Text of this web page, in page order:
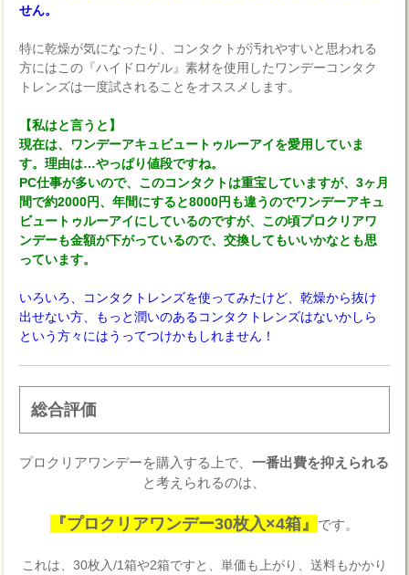
せん。
特に乾燥が気になったり、コンタクトが汚れやすいと思われる
方にはこの『ハイドロゲル』素材を使用したワンデーコンタク
トレンズは一度試されることをオススメします。
【私はと言うと】
現在は、ワンデーアキュビュートゥルーアイを愛用していま
す。理由は…やっぱり値段ですね。
PC仕事が多いので、このコンタクトは重宝していますが、3ヶ月
間で約2000円、年間にすると8000円も違うのでワンデーアキュ
ビュートゥルーアイにしているのですが、この頃プロクリアワ
ンデーも金額が下がっているので、交換してもいいかなとも思
っています。
いろいろ、コンタクトレンズを使ってみたけど、乾燥から抜け
出せない方、もっと潤いのあるコンタクトレンズはないかしら
という方々にはうってつけかもしれません！
総合評価
プロクリアワンデーを購入する上で、一番出費を抑えられる
と考えられるのは、
『プロクリアワンデー30枚入×4箱』 です。
これは、30枚入/1箱や2箱ですと、単価も上がり、送料もかかり